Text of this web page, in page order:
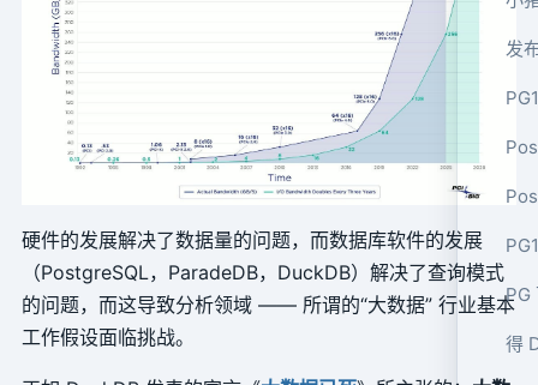
发
PG
得
硬件的发展解决了数据量的问题，而数据库软件的发展
（PostgreSQL，ParadeDB，DuckDB）解决了查询模式
的问题，而这导致分析领域 —— 所谓的“大数据” 行业基本
工作假设面临挑战。